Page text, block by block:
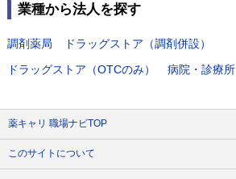
業種から法人を探す
調剤薬局
ドラッグストア（調剤併設）
ドラッグストア（OTCのみ）
病院・診療所
薬キャリ 職場ナビTOP
このサイトについて